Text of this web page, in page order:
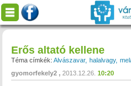
Erős altató kellene
Téma címkék: Alvászavar halalvagy
gyomorfekely2
2013.12.26. 10:20